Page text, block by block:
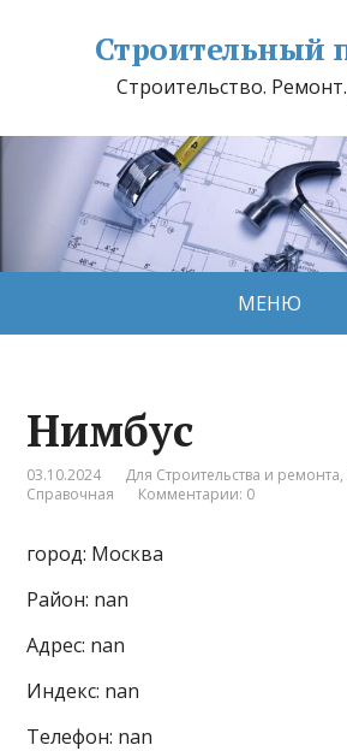
Строительный
Строительство.
МЕНЮ
Нимбус
03.10.2024 Для Строительства и ремонта,
Справочная
Комментарии: 0
город: Москва
Район: nan
Адрес: nan
Индекс: nan
Телефон: nan